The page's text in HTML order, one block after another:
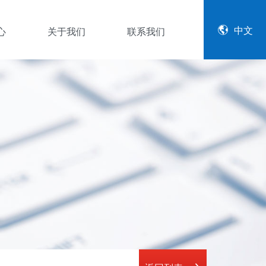
关于我们
公司简介
资质证书
联系我们 中文